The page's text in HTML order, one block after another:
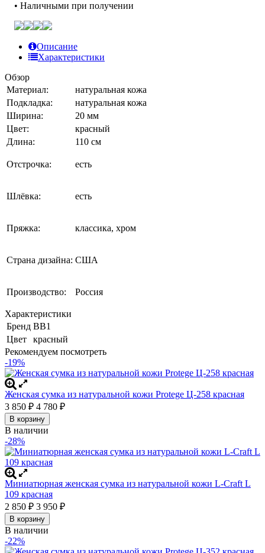
• Наличными при получении
Описание
Характеристики
Обзор
Материал:
натуральная кожа
Подкладка:
натуральная кожа
Ширина:
20 мм
Цвет:
красный
Длина:
110 см
Отстрочка: есть
Шлёвка: есть
Пряжка: классика, хром
Страна дизайна: США
Производство: Россия
Характеристики
Бренд BB1
Цвет
красный
Рекомендуем посмотреть
-19%
Женская сумка из натуральной кожи Protege Ц-258 красная
3 850 ₽ 4 780 ₽
В корзину
В наличии
-28%
Миниатюрная женская сумка из натуральной кожи L-Craft L
109 красная
2 850 ₽ 3 950 ₽
В корзину
В наличии
-22%